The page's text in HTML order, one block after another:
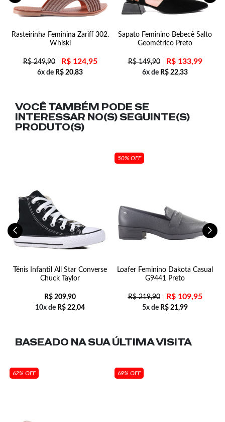
Rasteirinha Feminina Zariff 302.
Whiski
R$249,90 R$124,95
6x de R$ 20,83
Sapato Feminino Bebecê Salto
Geométrico Preto
R$149,90 R$133,99
6x de R$ 22,33
VOCÊ TAMBÉM PODE SE
INTERESSAR NO(S) SEGUINTE(S)
PRODUTO(S)
Tênis Infantil All Star Converse
Chuck Taylor
R$ 209,90
10x de R$ 22,04
50% OFF
Loafer Feminino Dakota Casual
G9441 Preto
R$219,90 R$109,95
5x de R$ 21,99
BASEADO NA SUAÚLTIMA VISITA
62% OFF 69% OFF